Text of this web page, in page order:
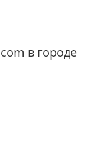
в городе